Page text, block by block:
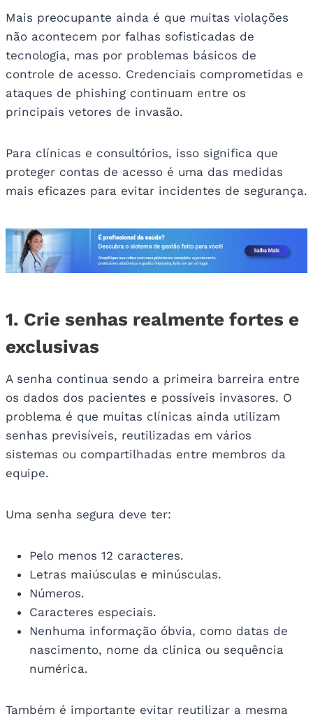
Mais preocupante ainda é que muitas violações
não acontecem por falhas sofisticadas de
tecnologia, mas por problemas básicos de
controle de acesso. Credenciais comprometidas e
ataques de phishing continuam entre os
principais vetores de invasão.
Para clínicas e consultórios, isso significa que
proteger contas de acesso é uma das medidas
mais eficazes para evitar incidentes de segurança.
1. Crie senhas realmente fortes e
exclusivas
A senha continua sendo a primeira barreira entre
os dados dos pacientes e possíveis invasores. O
problema é que muitas clínicas ainda utilizam
senhas previsíveis, reutilizadas em vários
sistemas ou compartilhadas entre membros da
equipe.
Uma senha segura deve ter:
Pelo menos 12 caracteres.
Letras maiúsculas e minúsculas.
Números.
Caracteres especiais.
Nenhuma informação óbvia, como datas de
nascimento, nome da clínica ou sequência
numérica.
Também é importante evitar reutilizar a mesma